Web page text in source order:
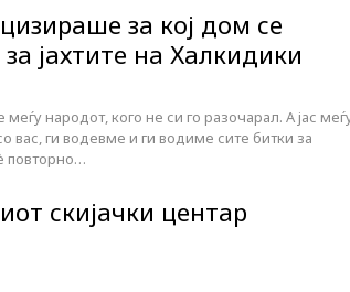
за кој дом се
јахтите на Халкидики
народот, кого не си го разочарал. А јас
вас, ги водевме и ги водиме сите битки за
повторно…
скијачки центар